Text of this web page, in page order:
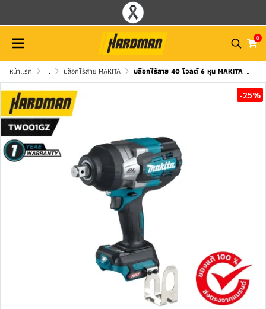
0
หน้าแรก ... บล็อกไร้สาย MAKITA บล๊อกไร้สาย 40 โวลต์ 6 หุน MAKITA รุ่น TW001GZ
-25%